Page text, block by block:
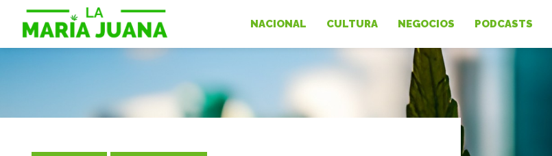
NACIONAL CULTURA NEGOCIOS PODCASTS